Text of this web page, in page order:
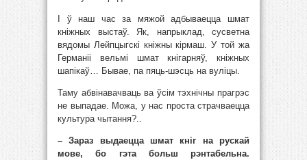
І ў наш час за мяжой адбываецца шмат
кніжных выстаў. Як, напрыклад, сусветна
вядомы Лейпцыгскі кніжны кірмаш. У той жа
Германіі вельмі шмат кнігарняў, кніжных
шапікаў… Бывае, па пяць-шэсць на вуліцы.
Таму абвінавачваць ва ўсім тэхнічны прагрэс
не выпадае. Можа, у нас проста страчваецца
культура чытання?..
– Зараз выдаецца шмат кніг на рускай
мове, бо гэта больш рэнтабельна.